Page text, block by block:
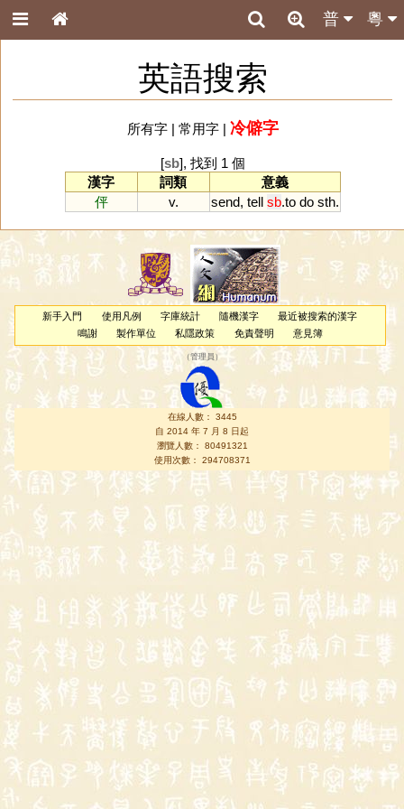
粵
普
英語搜索
所有字| 常用字| 冷僻字
[sb], 找到 1 個
漢字
詞類
意義
伻
v. send, tell sb.to do sth.
新手入門 使用凡例 字庫統計 隨機漢字
最近被搜索的漢字
鳴謝
製作單位 私隱政策 免責聲明 意見簿
（管理員 ）
在線人數： 3445
自 2014 年 7 月 8 日起
瀏覽人數： 80491321
使用次數： 294708371